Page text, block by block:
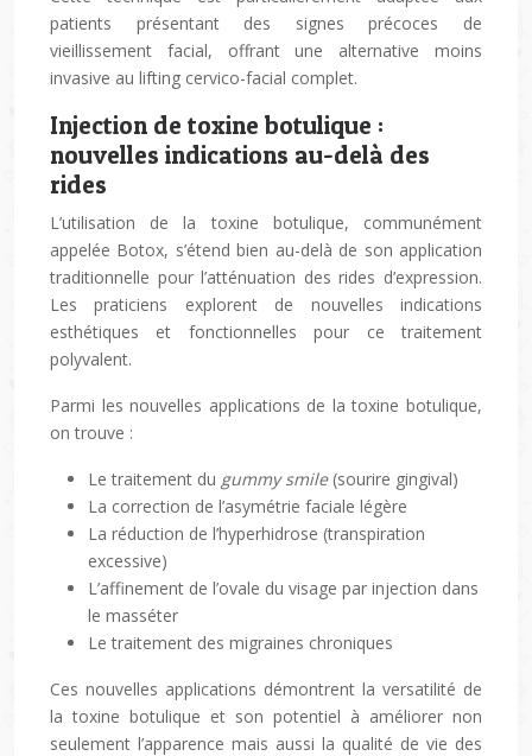
patients présentant des signes précoces de
vieillissement facial, offrant une alternative moins
invasive au lifting cervico-facial complet.
Injection de toxine botulique :
nouvelles indications au-delà des
rides
L’utilisation de la toxine botulique, communément
appelée Botox, s’étend bien au-delà de son application
traditionnelle pour l’atténuation des rides d’expression.
Les praticiens explorent de nouvelles indications
esthétiques et fonctionnelles pour ce traitement
polyvalent.
Parmi les nouvelles applications de la toxine botulique,
on trouve :
Le traitement du gummy smile (sourire gingival)
La correction de l’asymétrie faciale légère
La réduction de l’hyperhidrose (transpiration
excessive)
L’affinement de l’ovale du visage par injection dans
le masséter
Le traitement des migraines chroniques
Ces nouvelles applications démontrent la versatilité de
la toxine botulique et son potentiel à améliorer non
seulement l’apparence mais aussi la qualité de vie des